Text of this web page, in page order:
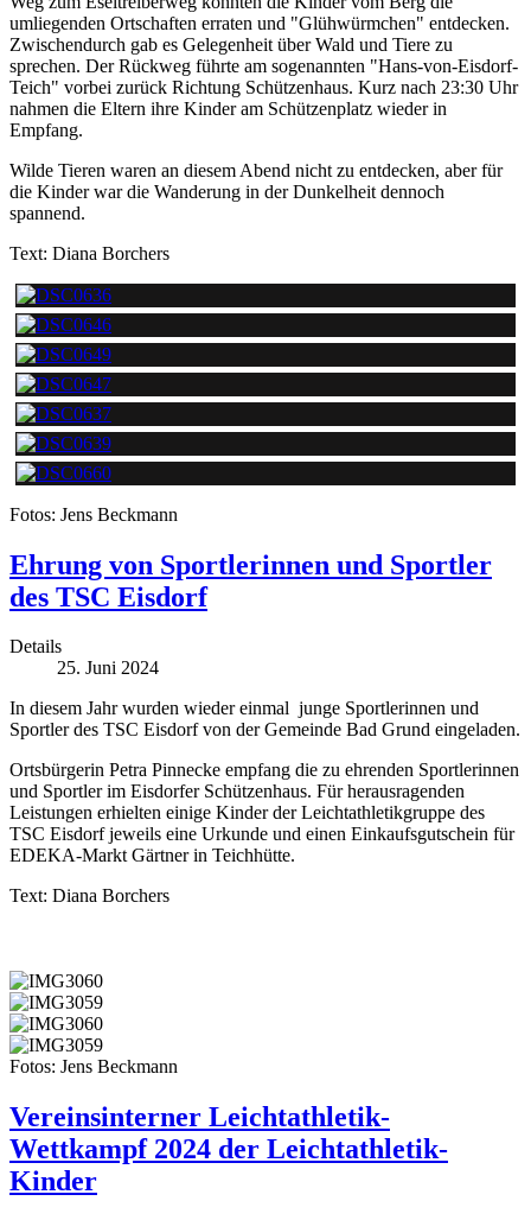
umliegenden Ortschaften erraten und "Glühwürmchen" entdecken.
Zwischendurch gab es Gelegenheit über Wald und Tiere zu
sprechen. Der Rückweg führte am sogenannten "Hans-von-Eisdorf-
Teich" vorbei zurück Richtung Schützenhaus. Kurz nach 23:30 Uhr
nahmen die Eltern ihre Kinder am Schützenplatz wieder in
Empfang.
Wilde Tieren waren an diesem Abend nicht zu entdecken, aber für
die Kinder war die Wanderung in der Dunkelheit dennoch
spannend.
Text: Diana Borchers
Fotos: Jens Beckmann
Ehrung von Sportlerinnen und Sportler
des TSC Eisdorf
Details
25. Juni 2024
In diesem Jahr wurden wieder einmal junge Sportlerinnen und
Sportler des TSC Eisdorf von der Gemeinde Bad Grund eingeladen.
Ortsbürgerin Petra Pinnecke empfang die zu ehrenden Sportlerinnen
und Sportler im Eisdorfer Schützenhaus. Für herausragenden
Leistungen erhielten einige Kinder der Leichtathletikgruppe des
TSC Eisdorf jeweils eine Urkunde und einen Einkaufsgutschein für
EDEKA-Markt Gärtner in Teichhütte.
Text: Diana Borchers
Fotos: Jens Beckmann
Vereinsinterner Leichtathletik-
Wettkampf 2024 der Leichtathletik-
Kinder